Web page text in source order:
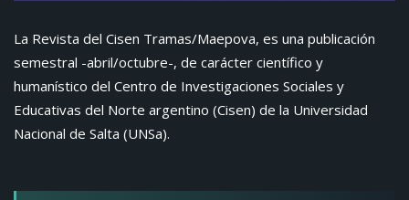
La Revista del Cisen Tramas/Maepova, es una publicación
semestral -abril/octubre-, de carácter científico y
humanístico del Centro de Investigaciones Sociales y
Educativas del Norte argentino (Cisen) de la Universidad
Nacional de Salta (UNSa).